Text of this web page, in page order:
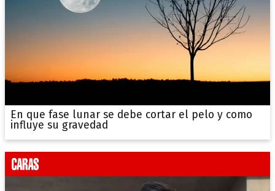
En que fase lunar se debe cortar el pelo y como
influye su gravedad